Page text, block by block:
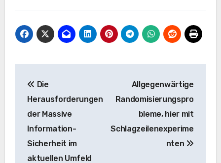
Navigation
Die
Herausforderungen
der Massive
Information-
Sicherheit im
aktuellen Umfeld
Allgegenwärtige
Randomisierungspro
bleme, hier mit
Schlagzeilenexperime
nten